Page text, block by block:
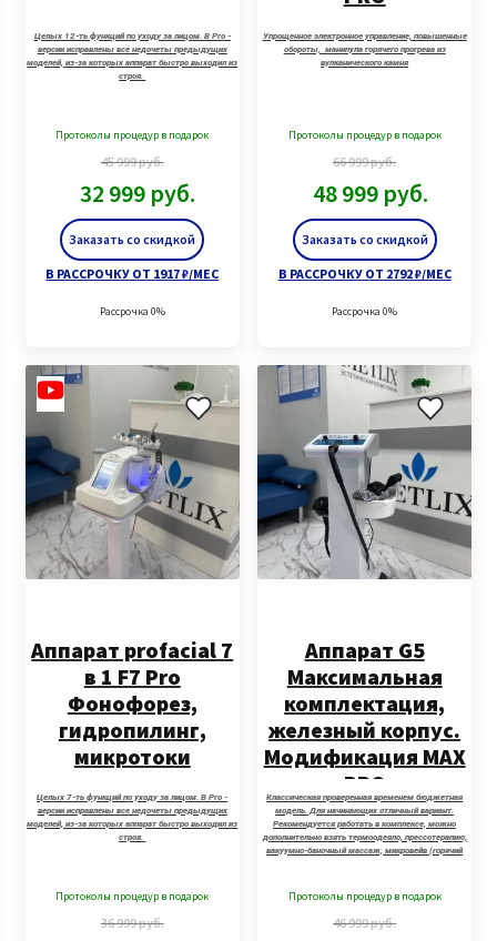
Заказать со скидкой
Целых 12-ть функций по уходу за лицом. В Pro -
версии исправлены все недочеты предыдущих
моделей, из-за которых аппарат быстро выходил из
строя.
Протоколы процедур в подарок
45 999руб.
32 999 руб.
В РАССРОЧКУ ОТ 1917 ₽/МЕС
Рассрочка 0%
Заказать со скидкой
Упрощенное электронное управление, повышенные
обороты, манипула горячего прогрева из
вулканического камня
Протоколы процедур в подарок
66 999руб.
48 999 руб.
В РАССРОЧКУ ОТ 2792 ₽/МЕС
Рассрочка 0%
Аппарат profacial 7
в 1 F7 Pro
Фонофорез,
гидропилинг,
микротоки
Целых 7-ть функций по уходу за лицом. В Pro -
версии исправлены все недочеты предыдущих
моделей, из-за которых аппарат быстро выходил из
строя.
Протоколы процедур в подарок
36 999руб.
Аппарат G5
Максимальная
комплектация,
железный корпус.
Модификация MAX
PRO
Классическая проверенная временем бюджетная
модель. Для начинающих отличный вариант.
Рекомендуется работать в комплексе, можно
дополнительно взять термоодеяло, прессотерапию,
вакуумно-баночный массаж, микровейв (горячий
Протоколы процедур в подарок
46 999руб.